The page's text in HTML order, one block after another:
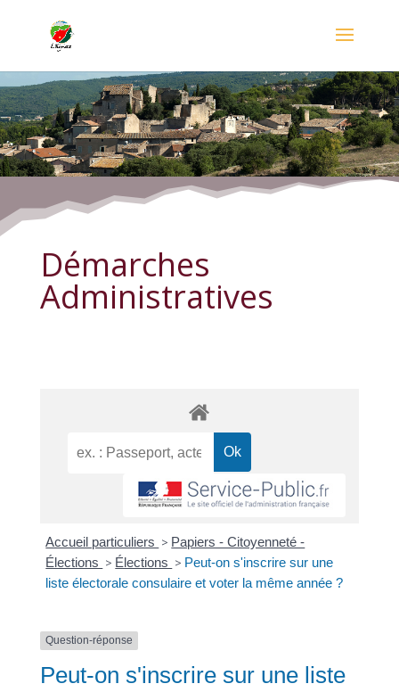
Démarches Administratives
Démarches
Administratives
Accueil particuliers > Papiers - Citoyenneté -
Élections > Élections > Peut-on s'inscrire sur une
liste électorale consulaire et voter la même année ?
Question-réponse
Peut-on s'inscrire sur une liste